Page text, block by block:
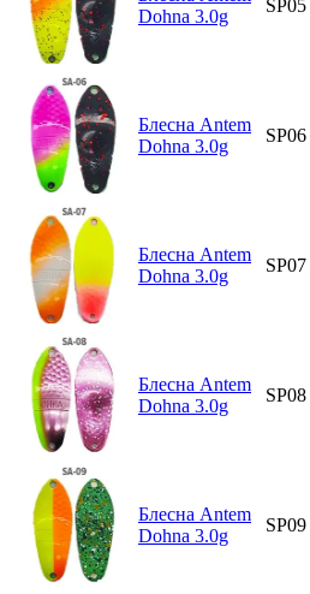
Dohna 3.0g
SP05
Блесна Antem
Dohna 3.0g
SP06
Блесна Antem
Dohna 3.0g
SP07
Блесна Antem
Dohna 3.0g
SP08
Блесна Antem
Dohna 3.0g
SP09